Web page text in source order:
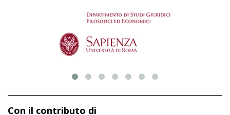
Con il contributo di